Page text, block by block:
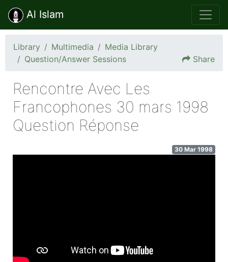
Al Islam
Library Multimedia
Media Library
Question/Answer Sessions
Share
Rencontre Avec Les
Francophones 30 mars 1998
Question Réponse
30 Mar 1998